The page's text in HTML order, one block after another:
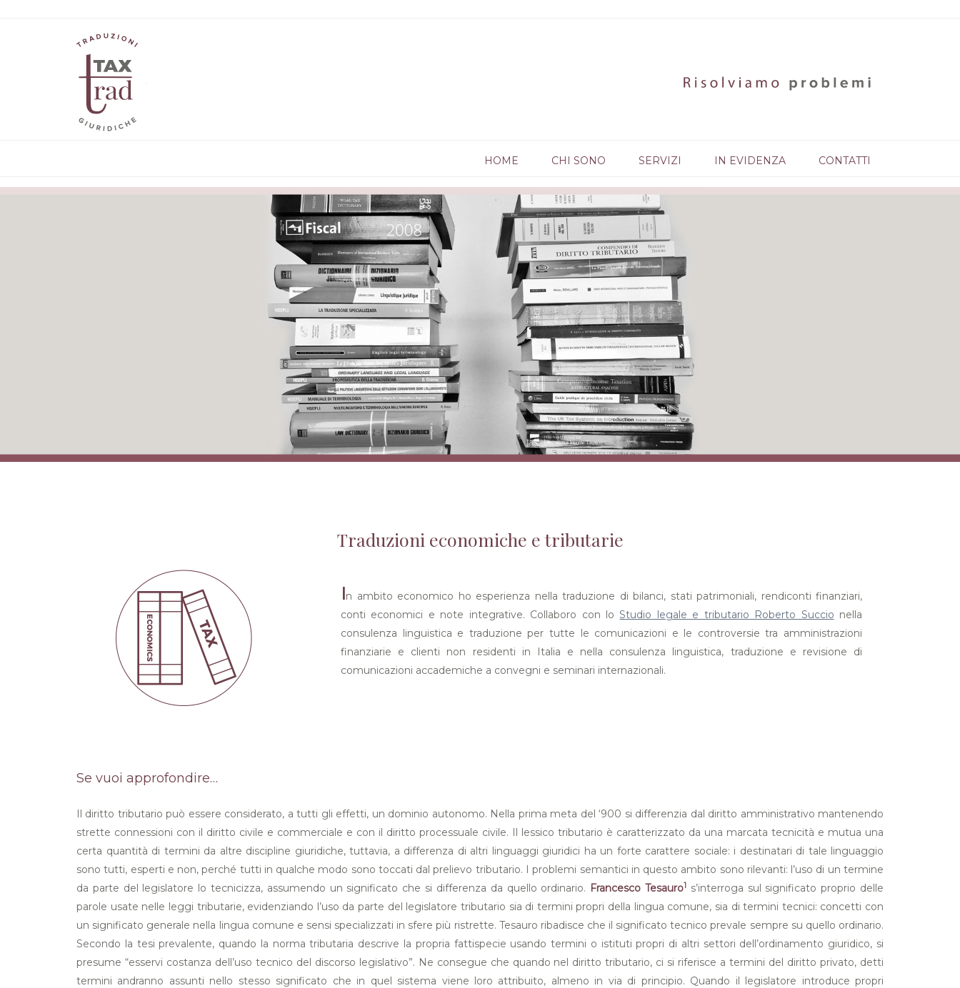
HOME CHI SONO SERVIZI IN EVIDENZA CONTATTI
Traduzioni economiche e tributarie
In ambito economico ho esperienza nella traduzione di bilanci, stati patrimoniali, rendiconti finanziari,
conti economici e note integrative. Collaboro con loStudio legale e tributario Roberto Succio nella
consulenza linguistica e traduzione per tutte le comunicazioni e le controversie tra amministrazioni
finanziarie e clienti non residenti in Italia e nella consulenza linguistica, traduzione e revisione di
comunicazioni accademiche a convegni e seminari internazionali.
Se vuoi approfondire…
Il diritto tributario può essere considerato, a tutti gli effetti, un dominio autonomo. Nella prima meta del ‘900 si differenzia dal diritto amministrativo mantenendo
strette connessioni con il diritto civile e commerciale e con il diritto processuale civile. Il lessico tributario è caratterizzato da una marcata tecnicità e mutua una
certa quantità di termini da altre discipline giuridiche, tuttavia, a differenza di altri linguaggi giuridici ha un forte carattere sociale: i destinatari di tale linguaggio
sono tutti, esperti e non, perché tutti in qualche modo sono toccati dal prelievo tributario. I problemi semantici in questo ambito sono rilevanti: l’uso di un termine
da parte del legislatore lo tecnicizza, assumendo un significato che si differenza da quello ordinario. Francesco Tesauro1s’interroga sul significato proprio delle
parole usate nelle leggi tributarie, evidenziando l’uso da parte del legislatore tributario sia di termini propri della lingua comune, sia di termini tecnici: concetti con
un significato generale nella lingua comune e sensi specializzati in sfere più ristrette. Tesauro ribadisce che il significato tecnico prevale sempre su quello ordinario.
Secondo la tesi prevalente, quando la norma tributaria descrive la propria fattispecie usando termini o istituti propri di altri settori dell’ordinamento giuridico, si
presume “esservi costanza dell’uso tecnico del discorso legislativo”. Ne consegue che quando nel diritto tributario, ci si riferisce a termini del diritto privato, detti
termini andranno assunti nello stesso significato che in quel sistema viene loro attribuito, almeno in via di principio. Quando il legislatore introduce propri